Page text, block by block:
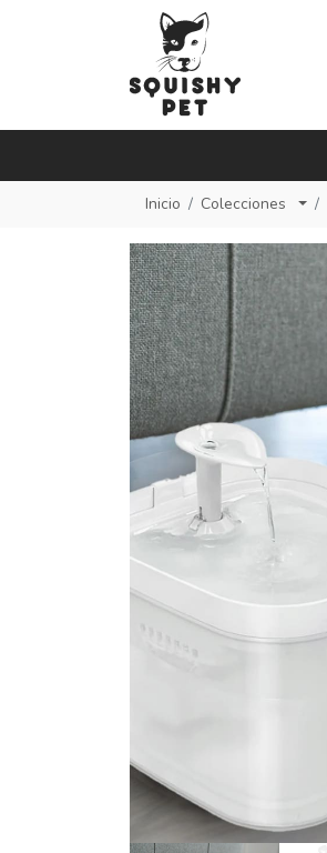
Inicio Colecciones